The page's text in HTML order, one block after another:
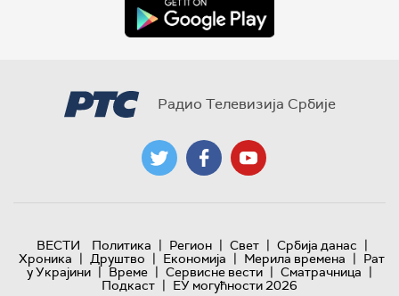
Радио Телевизија Србије
ВЕСТИ Политика | Регион | Свет | Србија данас |
Хроника | Друштво | Економија | Мерила времена | Рат
у Украјини | Време | Сервисне вести | Сматрачница |
Подкаст | ЕУ могућности 2026